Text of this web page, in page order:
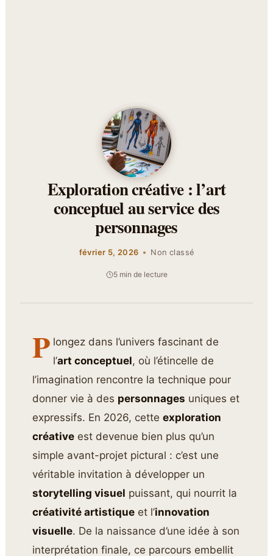
Exploration créative : l’art
conceptuel au service des
personnages
février 5, 2026 Non classé
5 min de lecture
P longez dans l’univers fascinant de
l’art conceptuel, où l’étincelle de
l’imagination rencontre la technique pour
donner vie à des personnages uniques et
expressifs. En 2026, cetteexploration
créative est devenue bien plus qu’un
simple avant-projet pictural : c’est une
véritable invitation à développer un
storytelling visuel puissant, qui nourrit la
créativité artistique et l’innovation
visuelle. De la naissance d’une idée à son
interprétation finale, ce parcours embellit